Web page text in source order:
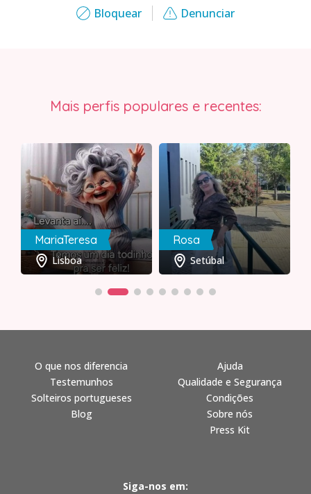
Bloquear Denunciar
Mais perfis populares e recentes:
MariaTeresa
Lisboa
Rosa
Setúbal
O que nos diferencia
Testemunhos
Solteiros portugueses
Blog
Ajuda
Qualidade e Segurança
Condições
Sobre nós
Press Kit
Siga-nos em: